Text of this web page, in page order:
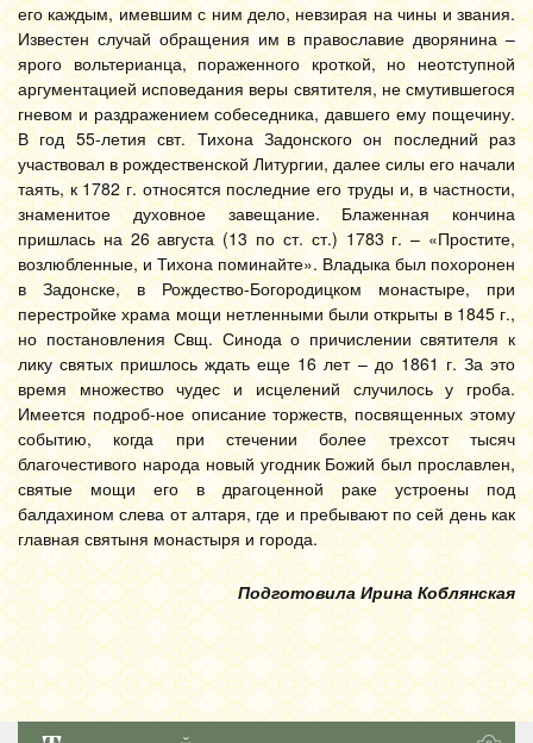
его каждым, имевшим с ним дело, невзирая на чины и звания.
Известен случай обращения им в православие дворянина –
ярого вольтерианца, пораженного кроткой, но неотступной
аргументацией исповедания веры святителя, не смутившегося
гневом и раздражением собеседника, давшего ему пощечину.
В год 55-летия свт. Тихона Задонского он последний раз
участвовал в рождественской Литургии, далее силы его начали
таять, к 1782 г. относятся последние его труды и, в частности,
знаменитое духовное завещание. Блаженная кончина
пришлась на 26 августа (13 по ст. ст.) 1783 г. – «Простите,
возлюбленные, и Тихона поминайте». Владыка был похоронен
в Задонске, в Рождество-Богородицком монастыре, при
перестройке храма мощи нетленными были открыты в 1845 г.,
но постановления Свщ. Синода о причислении святителя к
лику святых пришлось ждать еще 16 лет – до 1861 г. За это
время множество чудес и исцелений случилось у гроба.
Имеется подроб-ное описание торжеств, посвященных этому
событию, когда при стечении более трехсот тысяч
благочестивого народа новый угодник Божий был прославлен,
святые мощи его в драгоценной раке устроены под
балдахином слева от алтаря, где и пребывают по сей день как
главная святыня монастыря и города.
Подготовила Ирина Коблянская